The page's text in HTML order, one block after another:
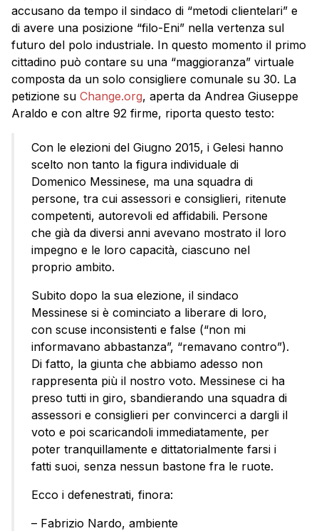
accusano da tempo il sindaco di “metodi clientelari” e
di avere una posizione “filo-Eni” nella vertenza sul
futuro del polo industriale. In questo momento il primo
cittadino può contare su una “maggioranza” virtuale
composta da un solo consigliere comunale su 30. La
petizione su Change.org, aperta da Andrea Giuseppe
Araldo e con altre 92 firme, riporta questo testo:
Con le elezioni del Giugno 2015, i Gelesi hanno
scelto non tanto la figura individuale di
Domenico Messinese, ma una squadra di
persone, tra cui assessori e consiglieri, ritenute
competenti, autorevoli ed affidabili. Persone
che già da diversi anni avevano mostrato il loro
impegno e le loro capacità, ciascuno nel
proprio ambito.
Subito dopo la sua elezione, il sindaco
Messinese si è cominciato a liberare di loro,
con scuse inconsistenti e false (“non mi
informavano abbastanza”, “remavano contro”).
Di fatto, la giunta che abbiamo adesso non
rappresenta più il nostro voto. Messinese ci ha
preso tutti in giro, sbandierando una squadra di
assessori e consiglieri per convincerci a dargli il
voto e poi scaricandoli immediatamente, per
poter tranquillamente e dittatorialmente farsi i
fatti suoi, senza nessun bastone fra le ruote.
Ecco i defenestrati, finora:
– Fabrizio Nardo, ambiente